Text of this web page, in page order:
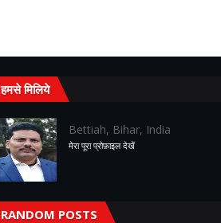
हमसे मिलिये
Bettiah, Bihar, India
मेरा पूरा प्रोफ़ाइल देखें
RANDOM POSTS